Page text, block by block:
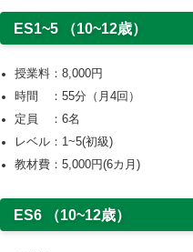
ES1~5 （10~12歳）
授業料：8,000円
時間 ：55分（月4回）
定員 ：6名
レベル：1~5(初級)
教材費：5,000円(6カ月)
ES6 （10~12歳）